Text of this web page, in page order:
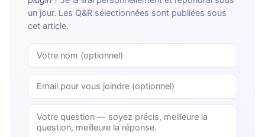
un jour. Les Q&R sélectionnées sont publiées sous
cet article.